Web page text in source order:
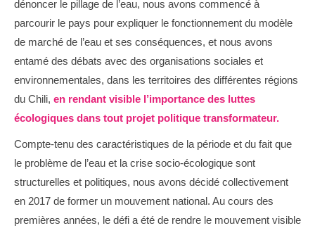
dénoncer le pillage de l’eau, nous avons commencé à
parcourir le pays pour expliquer le fonctionnement du modèle
de marché de l’eau et ses conséquences, et nous avons
entamé des débats avec des organisations sociales et
environnementales, dans les territoires des différentes régions
du Chili, en rendant visible l’importance des luttes
écologiques dans tout projet politique transformateur.
Compte-tenu des caractéristiques de la période et du fait que
le problème de l’eau et la crise socio-écologique sont
structurelles et politiques, nous avons décidé collectivement
en 2017 de former un mouvement national. Au cours des
premières années, le défi a été de rendre le mouvement visible